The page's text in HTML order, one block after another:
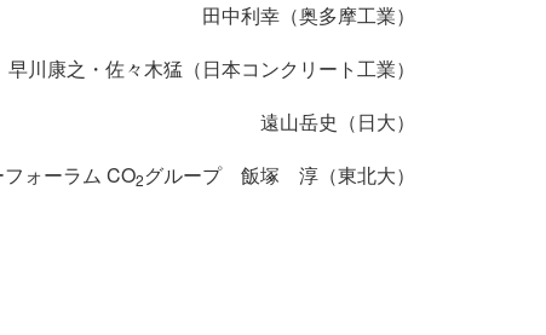
田中利幸（奥多摩工業）
早川康之・佐々木猛（日本コンクリート工業）
遠山岳史（日大）
ォーラム CO2グループ 飯塚 淳（東北大）